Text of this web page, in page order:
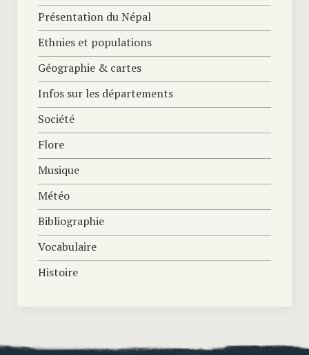
Présentation du Népal
Ethnies et populations
Géographie & cartes
Infos sur les départements
Société
Flore
Musique
Météo
Bibliographie
Vocabulaire
Histoire